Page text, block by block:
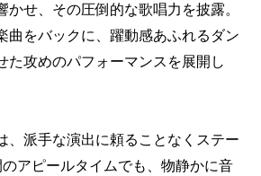
かせ、その圧倒的な歌唱力を披露。
曲をバックに、躍動感あふれるダン
た攻めのパフォーマンスを展開し
、派手な演出に頼ることなくステー
アピールタイムでも、物静かに音